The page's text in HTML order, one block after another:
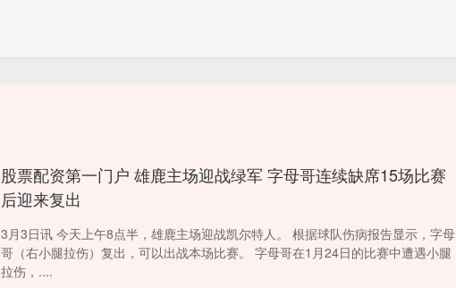
股票配资第一门户 雄鹿主场迎战绿军 字母哥连续缺席15场比赛
后迎来复出
3月3日讯 今天上午8点半，雄鹿主场迎战凯尔特人。 根据球队伤病报告显示，字母
哥（右小腿拉伤）复出，可以出战本场比赛。 字母哥在1月24日的比赛中遭遇小腿
拉伤，....